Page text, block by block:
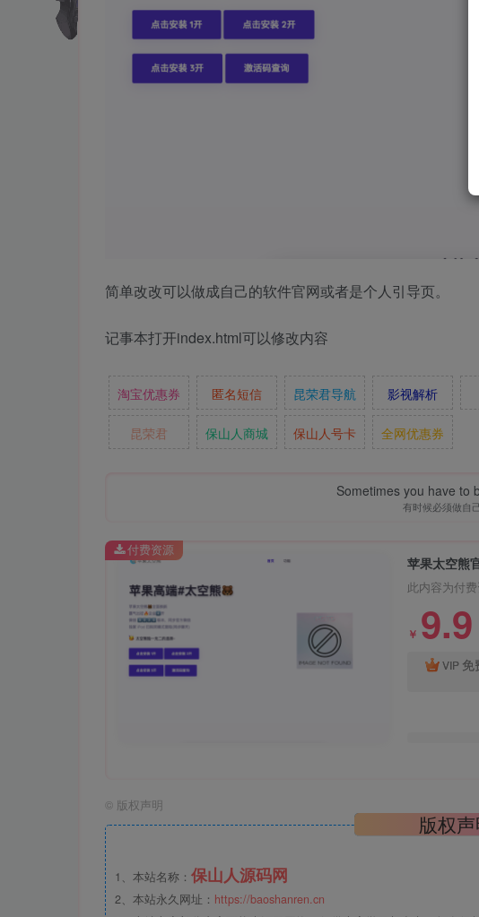
简单改改可以做成自己的软件官网或者是个人引导页。
记事本打开index.html可以修改内容
淘宝优惠券 匿名短信 昆荣君导航 影视解析
昆荣君 保山人商城 保山人号卡 全网优惠券
Sometimes you have to
有时候必须做自
苹果太空熊
此内容为付
￥ 9.9
VIP 免
付费资源
© 版权声明
版权
1、本站名称： 保山人源码网
2、本站永久网址： https://baoshanren.cn